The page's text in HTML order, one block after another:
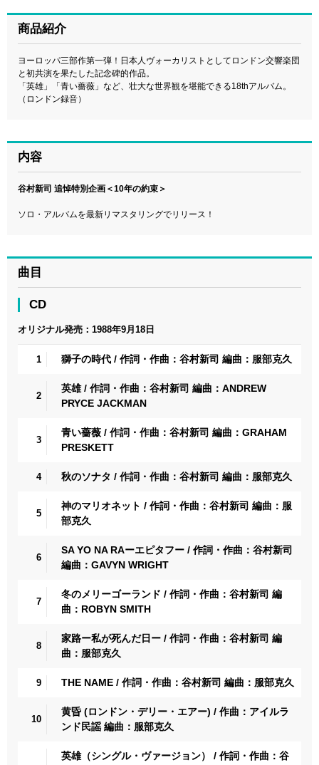
商品紹介
ヨーロッパ三部作第一弾！日本人ヴォーカリストとしてロンドン交響楽団
と初共演を果たした記念碑的作品。
「英雄」「青い薔薇」など、壮大な世界観を堪能できる18thアルバム。
（ロンドン録音）
内容
谷村新司 追悼特別企画＜10年の約束＞
ソロ・アルバムを最新リマスタリングでリリース！
曲目
CD
オリジナル発売：1988年9月18日
1 獅子の時代 / 作詞・作曲：谷村新司 編曲：服部克久
2
英雄 / 作詞・作曲：谷村新司 編曲：ANDREW
PRYCE JACKMAN
3
青い薔薇 / 作詞・作曲：谷村新司 編曲：GRAHAM
PRESKETT
4 秋のソナタ / 作詞・作曲：谷村新司 編曲：服部克久
5
神のマリオネット / 作詞・作曲：谷村新司 編曲：服
部克久
6
SA YO NA RAーエピタフー / 作詞・作曲：谷村新司
編曲：GAVYN WRIGHT
7
冬のメリーゴーランド / 作詞・作曲：谷村新司 編
曲：ROBYN SMITH
8
家路ー私が死んだ日ー / 作詞・作曲：谷村新司 編
曲：服部克久
9 THE NAME / 作詞・作曲：谷村新司 編曲：服部克久
10
黄昏 (ロンドン・デリー・エアー) / 作曲：アイルラ
ンド民謡 編曲：服部克久
英雄（シングル・ヴァージョン） / 作詞・作曲：谷